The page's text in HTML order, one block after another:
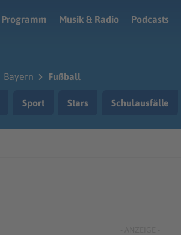
Programm
Musik & Radio Podcasts
Bayern Fußball
Sport Stars Schulausfälle